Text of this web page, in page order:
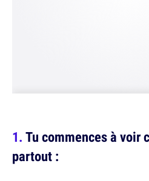
Tu commences à voir
partout :